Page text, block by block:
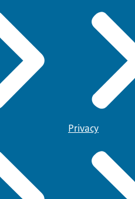
Privacy